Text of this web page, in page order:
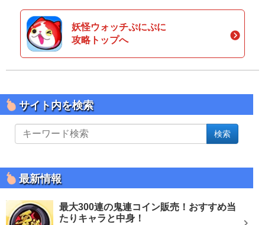
妖怪ウォッチぷにぷに
攻略トップへ
サイト内を検索
サ
イ
を
検
索
検索
最新情報
最大300連の鬼連コイン販売！おすすめ当
たりキャラと中身！